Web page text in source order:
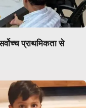
प्राथमिकता से